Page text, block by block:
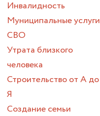
Инвалидность
Муниципальные услуги
СВО
Утрата близкого
человека
Строительство от А до
Я
Создание семьи